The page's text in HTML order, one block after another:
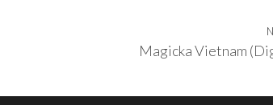
Magicka Vietnam